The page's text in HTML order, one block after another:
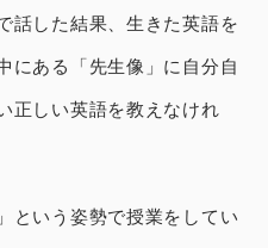
話した結果、生きた英語を
にある「先生像」に自分自
正しい英語を教えなけれ
という姿勢で授業をしてい